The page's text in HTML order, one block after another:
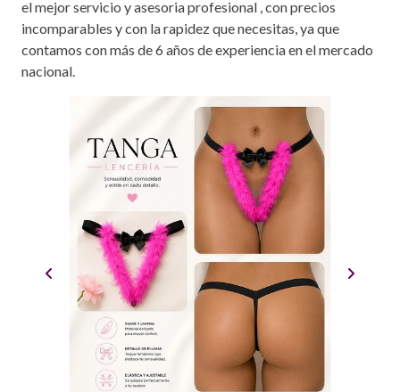
el mejor servicio y asesoria profesional , con precios
incomparables y con la rapidez que necesitas, ya que
contamos con más de 6 años de experiencia en el mercado
nacional.